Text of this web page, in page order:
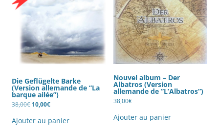
Die Geflügelte Barke
(Version allemande de ”La
barque ailée”)
38,00€ Le
prix
était :
38,00€.
10,00€Le
est :
Ajouter au panier
Nouvel album – Der
Albatros (Version
allemande de ”L’Albatros”)
38,00€
Ajouter au panier